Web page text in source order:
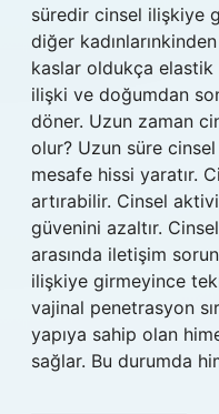
süredir cinsel ilişkiye
diğer
kaslar oldukça elastik
ilişki ve doğumdan
döner. Uzun zaman
olur? Uzun süre
mesafe hissi yaratır.
artırabilir. Cinsel
güvenini azaltır.
arasında iletişim
ilişkiye girmeyince
vajinal penetrasyon
yapıya sahip olan
sağlar. Bu durumda